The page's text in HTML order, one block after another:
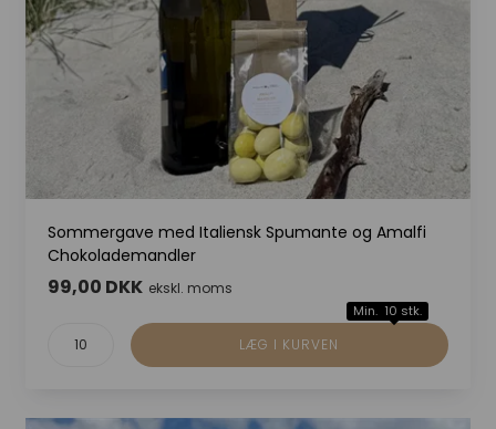
Sommergave med Italiensk Spumante og Amalfi
Chokolademandler
99,00 DKK ekskl. moms
Min. 10 stk.